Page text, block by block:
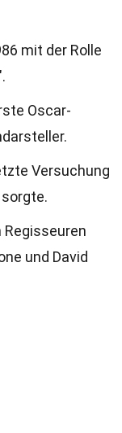
mit der Rolle
Oscar-
Versuchung
und David